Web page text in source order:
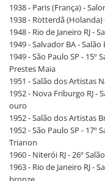
1938 - Paris (França) -
1938 - Rotterdã
1948 - Rio de Janeiro RJ -
1949 - Salvador BA -
1949 - São Paulo SP - 15º
Prestes Maia
1951 - Salão dos Artistas
1952 - Nova Friburgo RJ -
ouro
1952 - Salão dos Artistas
1952 - São Paulo SP - 17º
Trianon
1960 - Niterói RJ - 26º
1963 - Rio de Janeiro RJ -